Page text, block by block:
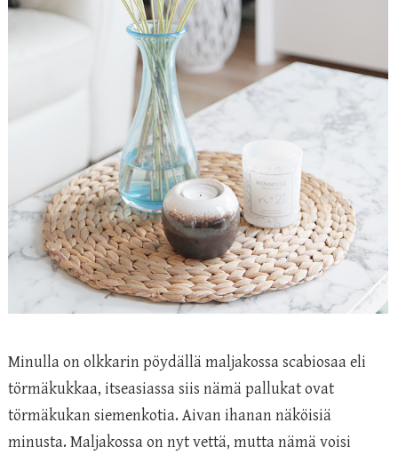
Minulla on olkkarin pöydällä maljakossa scabiosaa eli
törmäkukkaa, itseasiassa siis nämä pallukat ovat
törmäkukan siemenkotia. Aivan ihanan näköisiä
minusta. Maljakossa on nyt vettä, mutta nämä voisi